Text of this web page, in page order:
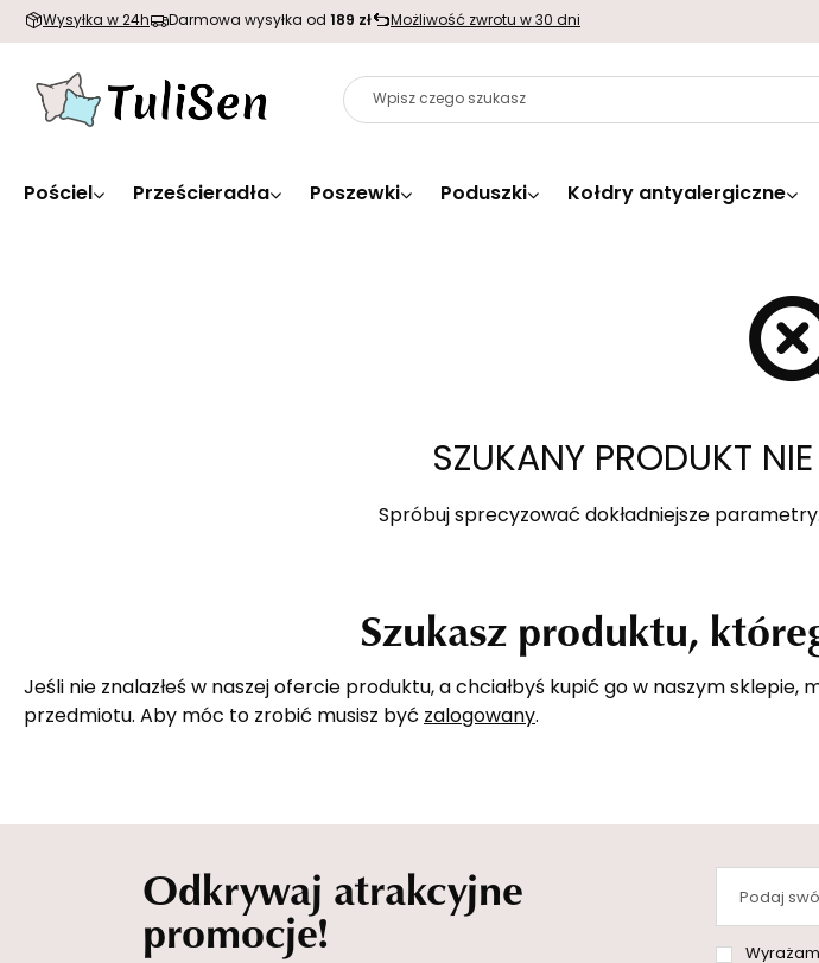
Wysyłka w 24h Darmowa wysyłka od 189 zł Możliwość zwrotu w 30 dni
Pościel Prześcieradła Poszewki Poduszki Kołdry antyalergiczne
SZUKANY PRODUKT
Spróbuj sprecyzować dokładniejsze
Szukasz produktu,
Jeśli nie znalazłeś w naszej ofercie produktu, a chciałbyś kupić go w naszym
przedmiotu. Aby móc to zrobić musisz być zalogowany.
Odkrywaj atrakcyjne
promocje!
Podaj
Wyrażam